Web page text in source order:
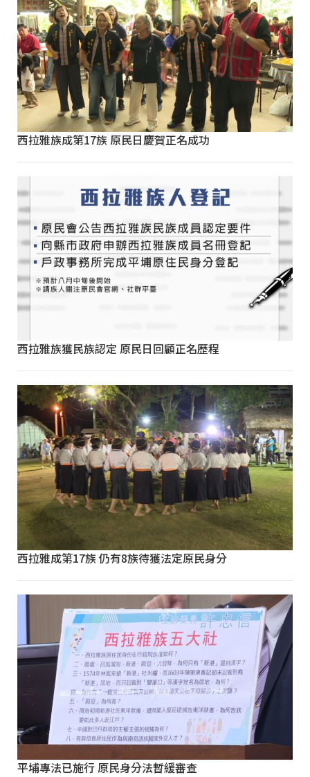
西拉雅族成第17族 原民日慶賀正名成功
西拉雅族獲民族認定 原民日回顧正名歷程
西拉雅成第17族 仍有8族待獲法定原民身分
平埔專法已施行 原民身分法暫緩審查